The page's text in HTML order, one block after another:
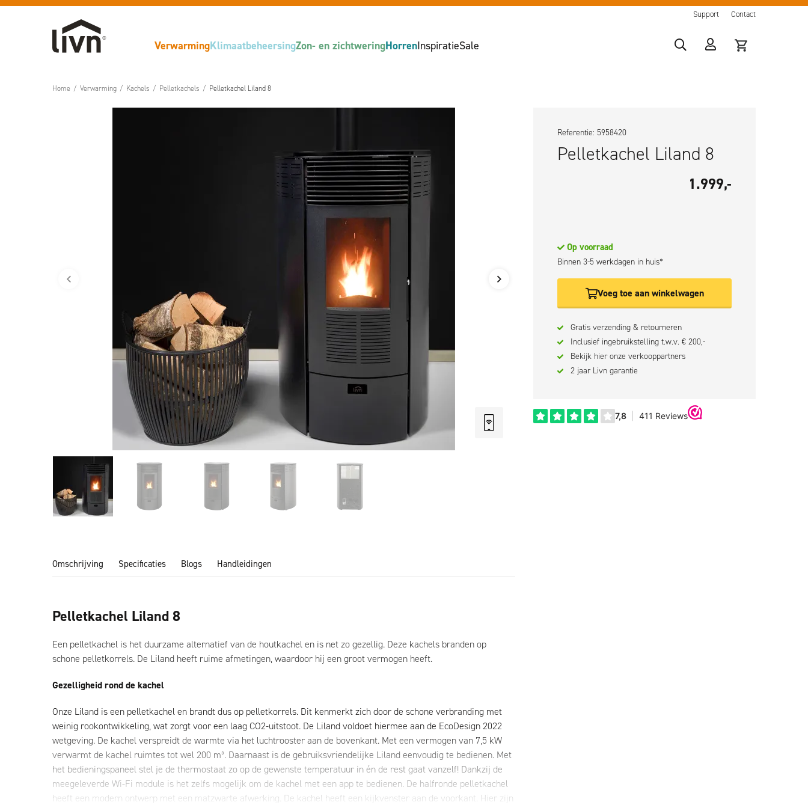
Support Contact
VerwarmingKlimaatbeheersingZon- en zichtweringHorrenInspiratieSale
Home / Verwarming / Kachels / Pelletkachels / Pelletkachel Liland 8
Omschrijving Specificaties Blogs Handleidingen
Pelletkachel Liland 8
Een pelletkachel is het duurzame alternatief van de houtkachel en is net zo gezellig. Deze kachels branden op
schone pelletkorrels. De Liland heeft ruime afmetingen, waardoor hij een groot vermogen heeft.
Gezelligheid rond de kachel
Onze Liland is een pelletkachel en brandt dus op pelletkorrels. Dit kenmerkt zich door de schone verbranding met
weinig rookontwikkeling, wat zorgt voor een laag CO2-uitstoot. De Liland voldoet hiermee aan de EcoDesign 2022
wetgeving. De kachel verspreidt de warmte via het luchtrooster aan de bovenkant. Met een vermogen van 7,5 kW
verwarmt de kachel ruimtes tot wel 200 m³. Daarnaast is de gebruiksvriendelijke Liland eenvoudig te bedienen. Met
het bedieningspaneel stel je de thermostaat zo op de gewenste temperatuur in én de rest gaat vanzelf! Dankzij de
meegeleverde Wi-Fi module is het zelfs mogelijk om de kachel met een app te bedienen. De halfronde pelletkachel
heeft een modern ontwerp met een matzwarte afwerking. De kachel heeft een kijkvenster aan de voorkant. Hier zijn
Referentie: 5958420
Pelletkachel Liland 8
1.999,-
Op voorraad
Binnen 3-5 werkdagen in huis*
Voeg toe aan winkelwagen
Gratis verzending & retourneren
Inclusief ingebruikstelling t.w.v. € 200,-
Bekijk hier onze verkooppartners
2 jaar Livn garantie